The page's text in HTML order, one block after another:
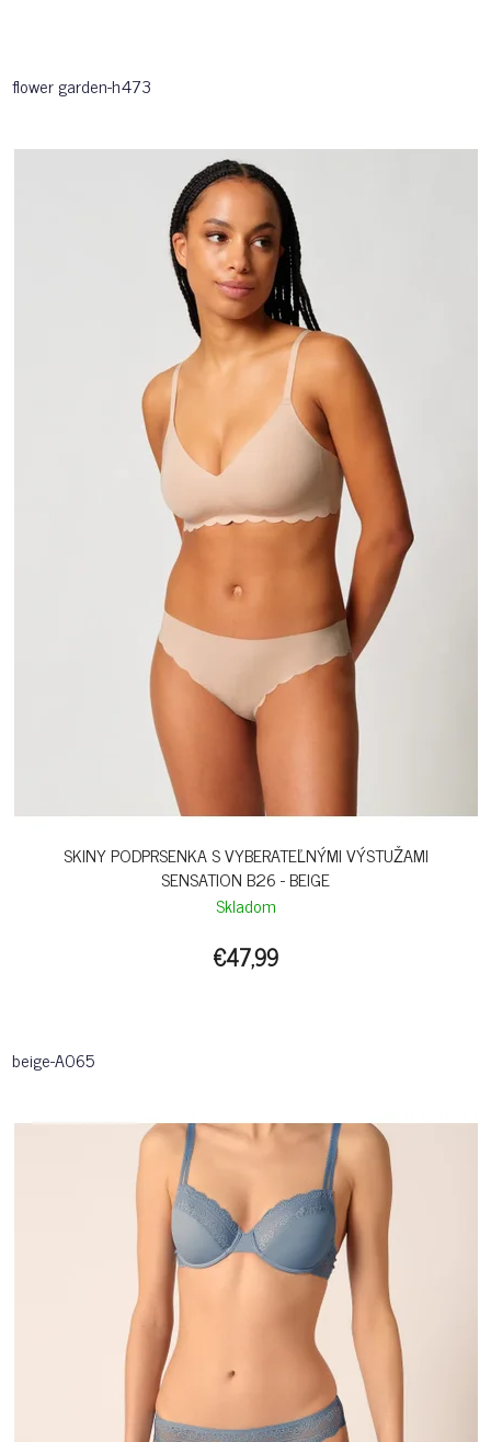
flower garden-h473
SKINY PODPRSENKA S VYBERATEĽNÝMI VÝSTUŽAMI
SENSATION B26 - BEIGE
Skladom
€47,99
beige-A065